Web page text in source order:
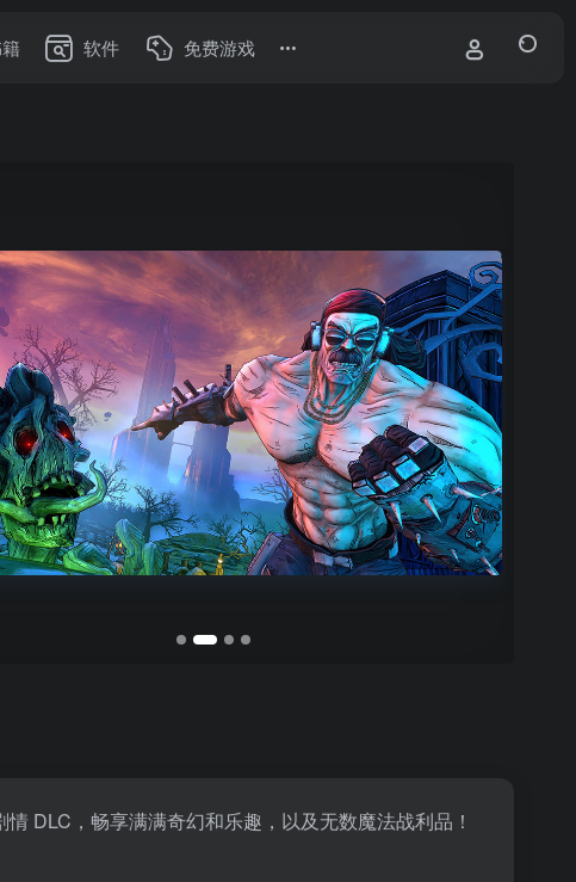
软件 免费游戏
DLC，畅享满满奇幻和乐趣，以及无数魔法战利品！